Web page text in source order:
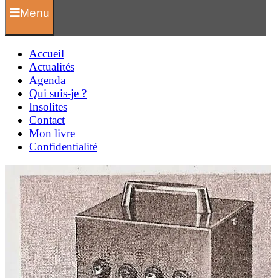
Menu
Accueil
Actualités
Agenda
Qui suis-je ?
Insolites
Contact
Mon livre
Confidentialité